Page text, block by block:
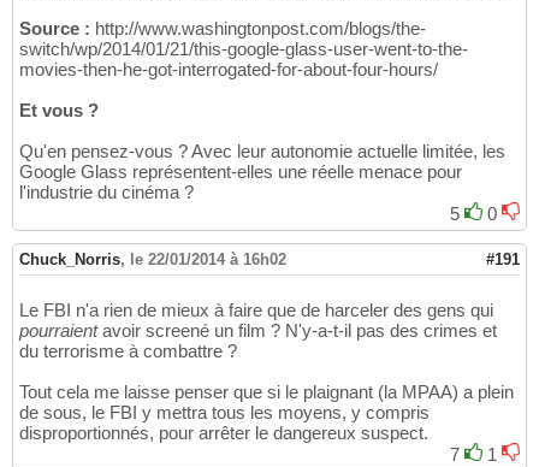
Source : http://www.washingtonpost.com/blogs/the-
switch/wp/2014/01/21/this-google-glass-user-went-to-the-
movies-then-he-got-interrogated-for-about-four-hours/
Et vous ?
Qu'en pensez-vous ? Avec leur autonomie actuelle limitée, les
Google Glass représentent-elles une réelle menace pour
l'industrie du cinéma ?
5
0
Chuck_Norris, le 22/01/2014 à 16h02 #191
Le FBI n'a rien de mieux à faire que de harceler des gens qui
pourraientavoir screené un film ? N'y-a-t-il pas des crimes et
du terrorisme à combattre ?
Tout cela me laisse penser que si le plaignant (la MPAA) a plein
de sous, le FBI y mettra tous les moyens, y compris
disproportionnés, pour arrêter le dangereux suspect.
7
1